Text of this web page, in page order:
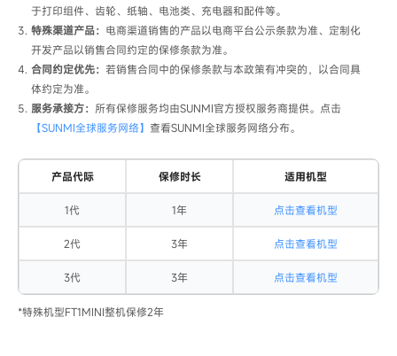
于打印组件、齿轮、纸轴、电池类、充电器和配件等。
特殊渠道产品： 电商渠道销售的产品以电商平台公示条款为准、定制化
开发产品以销售合同约定的保修条款为准。
合同约定优先： 若销售合同中的保修条款与本政策有冲突的，以合同具
体约定​为准。
服务承接方： 所有保修服务均由SUNMI官方授权服务商​提供。点击
【SUNMI全球服务网络】 查看SUNMI全球服务网络分布。
产品代际 保修时长 适用机型
1代 1年 点击查看机型
2代 3年 点击查看机型
3代 3年 点击查看机型
*特殊机型FT1MINI整机保修2年